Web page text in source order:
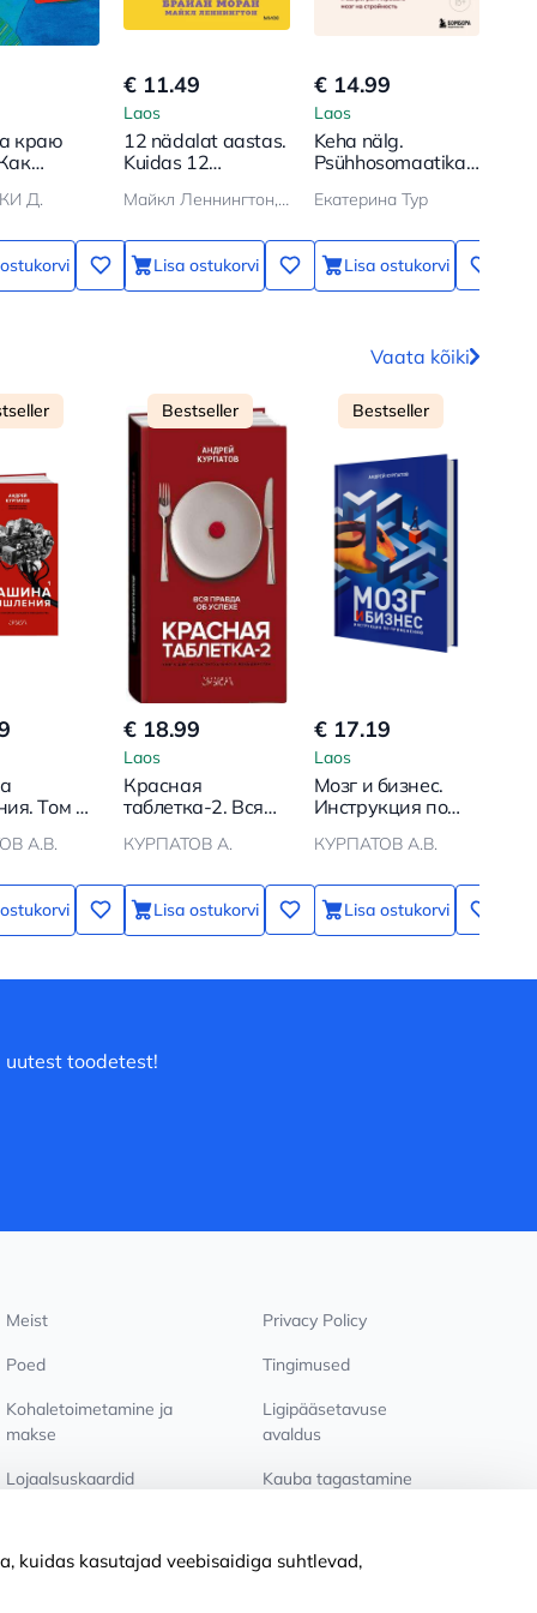
краю
и
Д.
€ 11.49
Laos
12 nädalat aastas.
Kuidas 12
saavutada rohkem,
12 kuuga
Майкл Леннингтон, Брайан Моран
Lisa ostukorvi
€ 14.99
Laos
Keha nälg.
Psühhosomaatika
kohta. Kuidas
lohutamine toiduga
ja programmeerida
aju saleduseks
Екатерина Тур
Lisa ostukorvi
Vaata kõiki
Том 1-
А.В.
Bestseller
€ 18.99
Laos
Красная
таблетка-2. Вся
КУРПАТОВ А.
Lisa ostukorvi
Bestseller
€ 17.19
Laos
Мозг и бизнес.
Инструкция по
КУРПАТОВ А.В.
Lisa ostukorvi
uutest toodetest!
Meist
Poed
Kohaletoimetamine ja
makse
Lojaalsuskaardid
Privacy Policy
Tingimused
Ligipääsetavuse
avaldus
Kauba tagastamine
kuidas kasutajad veebisaidiga suhtlevad,